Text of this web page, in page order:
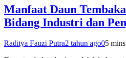
Manfaat Daun
Bidang Industri dan
Raditya Fauzi Putra2 tahun ago05 mins